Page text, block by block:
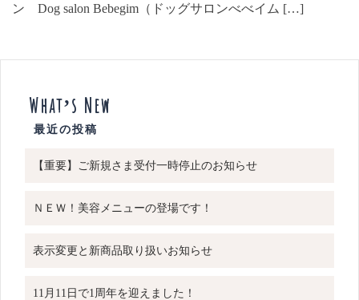
ン Dog salon Bebegim（ドッグサロンべべイム […]
What’s New
【重要】ご新規さま受付一時停止のお知らせ
ＮＥＷ！美容メニューの登場です！
表示変更と新商品取り扱いお知らせ
11月11日で1周年を迎えました！